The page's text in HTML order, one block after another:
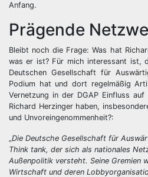
Anfang.
Prägende
Bleibt noch die Frage: Was hat
was er ist? Für mich interessant ist,
Deutschen Gesellschaft für
Podium hat und dort regelmäßig
Vernetzung in der DGAP Einfluss
Richard Herzinger haben,
und Unvoreingenommenheit?:
„Die Deutsche Gesellschaft für
Think tank, der sich als nationales
Außenpolitik versteht. Seine Gremien
Wirtschaft und deren